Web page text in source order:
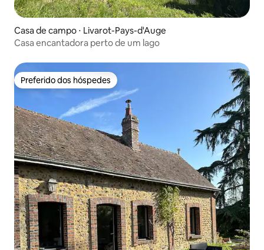
Casa de campo ⋅ Livarot-Pays-d'Auge
Casa encantadora perto de um lago
Preferido dos hóspedes
Preferido dos hóspedes